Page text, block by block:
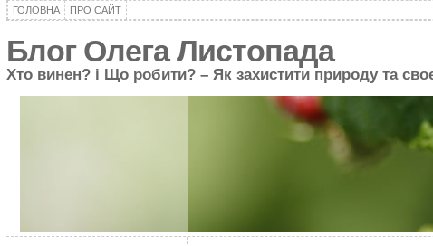
ГОЛОВНА ПРО САЙТ
Блог Олега Листопада
Хто винен? і Що робити? – Як захистити природу та